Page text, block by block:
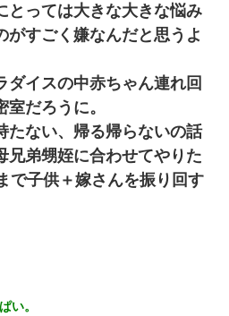
とっては大きな大きな悩み
がすごく嫌なんだと思うよ
ダイスの中赤ちゃん連れ回
だろうに。
たない、帰る帰らないの話
兄弟甥姪に合わせてやりた
で子供＋嫁さんを振り回す
い。